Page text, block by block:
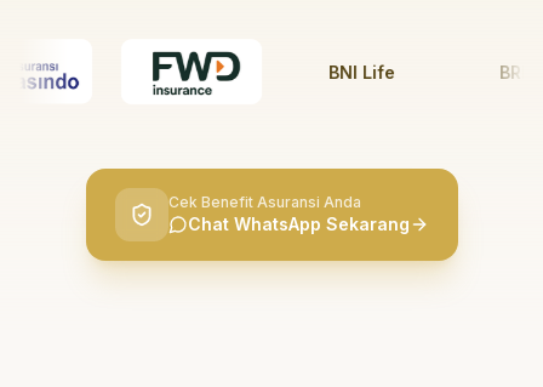
BNI Life BRI Life
Cek Benefit Asuransi Anda
Chat WhatsApp Sekarang